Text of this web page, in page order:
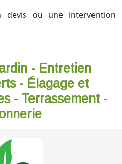
devis ou une intervention
- Entretien
- Élagage et
- Terrassement -